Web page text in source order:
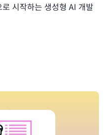
시작하는 생성형 AI 개발